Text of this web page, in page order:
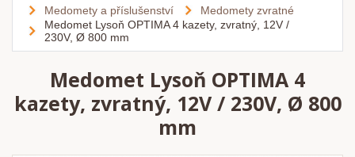
Medomety a příslušenství
Medomety zvratné
Medomet Lysoň OPTIMA 4 kazety, zvratný, 12V /
230V, Ø 800 mm
Medomet Lysoň OPTIMA 4
kazety, zvratný, 12V / 230V, Ø 800
mm